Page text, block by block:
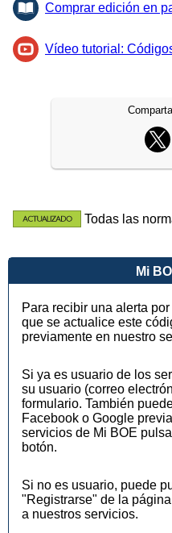
Comprar edición en
Vídeo tutorial:
Todas las
Mi
Para recibir una alerta
que se actualice este
previamente en nuestro
Si ya es usuario de los
su usuario (correo
formulario. También
Facebook o Google
servicios de Mi BOE
botón.
Si no es usuario, puede
"Registrarse" de la
a nuestros servicios.